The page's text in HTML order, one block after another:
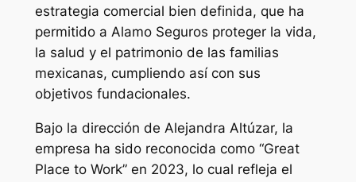
estrategia comercial bien definida, que ha
permitido a Alamo Seguros proteger la vida,
la salud y el patrimonio de las familias
mexicanas, cumpliendo así con sus
objetivos fundacionales.
Bajo la dirección de Alejandra Altúzar, la
empresa ha sido reconocida como “Great
Place to Work” en 2023, lo cual refleja el